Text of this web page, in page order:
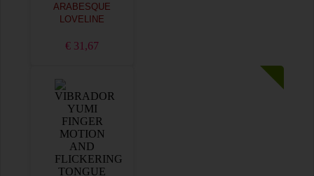
ARABESQUE
LOVELINE
€ 31,67